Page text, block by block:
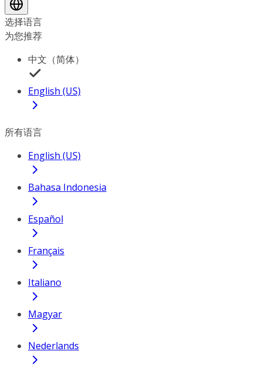
选择语言
为您推荐
中文（简体）
English (US)
所有语言
English (US)
Bahasa Indonesia
Español
Français
Italiano
Magyar
Nederlands